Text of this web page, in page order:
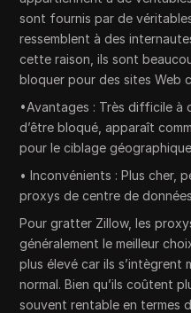
sont fournis par de
ressemblent à des
cette raison, ils sont
bloquer pour des sites Web
•Avantages : Très difficile à
d’être bloqué, apparaît
pour le ciblage
• Inconvénients : Plus cher,
proxys de centre de
Pour gratter Zillow, les
généralement le meilleur
plus élevé car ils
normal. Bien qu’ils coûtent
souvent rentable en termes